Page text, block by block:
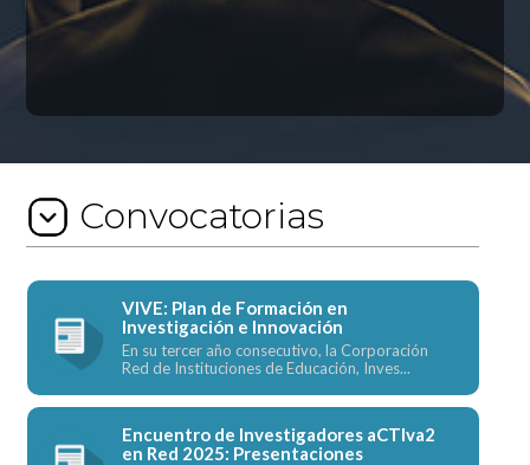
Convocatorias
VIVE: Plan de Formación en
Investigación e Innovación
En su tercer año consecutivo, la Corporación
Red de Instituciones de Educación, Inves...
Encuentro de Investigadores aCTIva2
en Red 2025: Presentaciones